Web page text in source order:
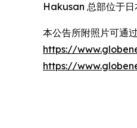
Hakusan 总部位于
本公告所附照片可通
https://
https://